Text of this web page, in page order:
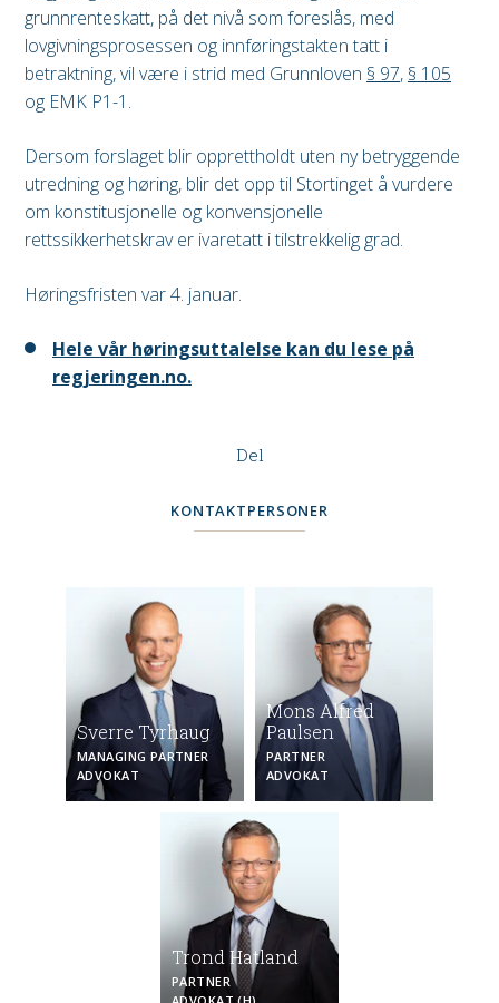
grunnrenteskatt, på det nivå som foreslås, med
lovgivningsprosessen og innføringstakten tatt i
betraktning, vil være i strid med Grunnloven § 97, § 105
og EMK P1-1.
Dersom forslaget blir opprettholdt uten ny betryggende
utredning og høring, blir det opp til Stortinget å vurdere
om konstitusjonelle og konvensjonelle
rettssikkerhetskrav er ivaretatt i tilstrekkelig grad.
Høringsfristen var 4. januar.
Hele vår høringsuttalelse kan du lese på
regjeringen.no.
Del
KONTAKTPERSONER
Sverre Tyrhaug
MANAGING PARTNER
ADVOKAT
Mons Alfred
Paulsen
PARTNER
ADVOKAT
Trond Hatland
PARTNER